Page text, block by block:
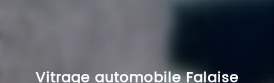
Vitrage automobile Falaise